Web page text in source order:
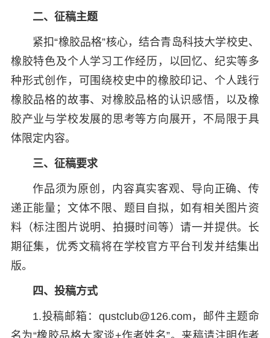
二、征稿主题
紧扣“橡胶品格”核心，结合青岛科技大学校史、
橡胶特色及个人学习工作经历，以回忆、纪实等多
种形式创作，可围绕校史中的橡胶印记、个人践行
橡胶品格的故事、对橡胶品格的认识感悟，以及橡
胶产业与学校发展的思考等方向展开，不局限于具
体限定内容。
三、征稿要求
作品须为原创，内容真实客观、导向正确、传
递正能量；文体不限、题目自拟，如有相关图片资
料（标注图片说明、拍摄时间等）请一并提供。长
期征集，优秀文稿将在学校官方平台刊发并结集出
版。
四、投稿方式
1.投稿邮箱：qustclub@126.com，邮件主题命
名为“橡胶品格大家谈+作者姓名”。来稿请注明作者